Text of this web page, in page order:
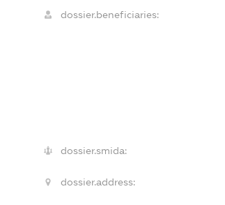
dossier.beneficiaries:
dossier.smida:
dossier.address: